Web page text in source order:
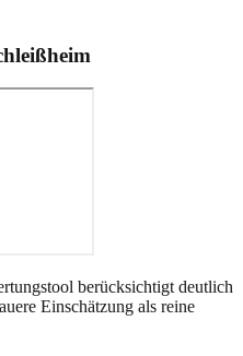
berücksichtigt deutlich
Einschätzung als reine